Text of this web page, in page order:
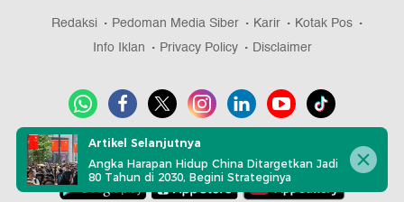
Redaksi Pedoman Media Siber Karir
Kotak Pos
Info Iklan
Privacy Policy Disclaimer
Download aplikasi detikcom
Artikel Selanjutnya
Angka Harapan Hidup China Ditargetkan Jadi
80 Tahun di 2030, Begini Strateginya